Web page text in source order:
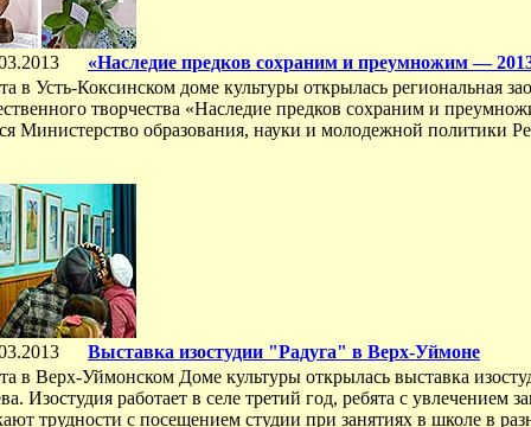
«Наследие предков сохраним и преумножим —
в Усть-Коксинском доме культуры открылась региональная
творчества «Наследие предков сохраним и
Министерство образования, науки и молодежной политики
Выставка изостудии "Радуга" в Верх-Уймоне
в Верх-Уймонском Доме культуры открылась выставка
Изостудия работает в селе третий год, ребята с увлечением
трудности с посещением студии при занятиях в школе в